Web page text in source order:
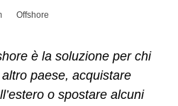
Offshore
è la soluzione per chi
paese, acquistare
o spostare alcuni